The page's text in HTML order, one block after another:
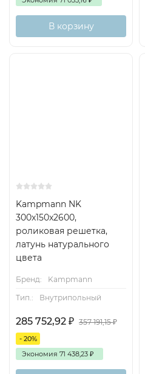
В корзину
Kampmann NK
300x150x2600,
роликовая решетка,
латунь натурального
цвета
Бренд:
Kampmann
Тип.:
Внутрипольный
285 752,92 ₽ 357 191,15₽
- 20%
Экономия 71 438,23 ₽